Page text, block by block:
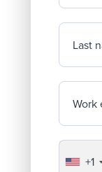
Last
Work
Your
+1